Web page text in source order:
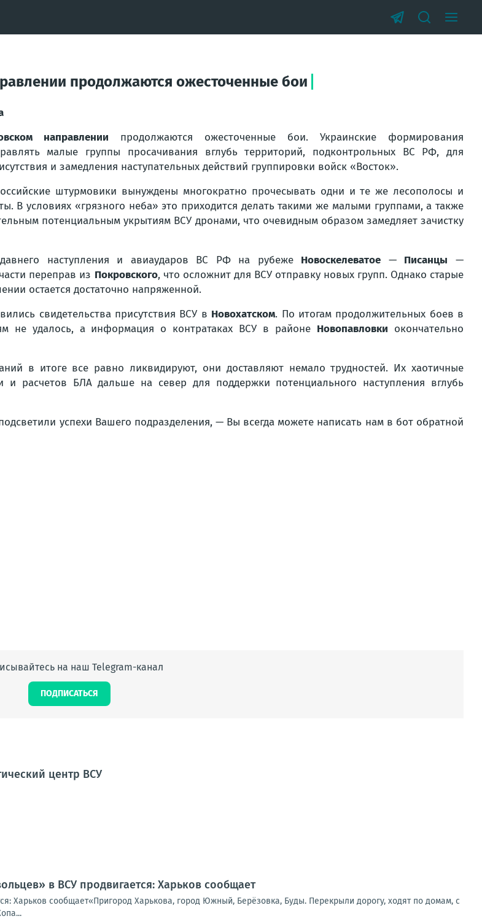
продолжаются ожесточенные бои
направлении продолжаются ожесточенные бои. Украинские формирования
малые группы просачивания вглубь территорий, подконтрольных ВС РФ, для
и замедления наступательных действий группировки войск «Восток».
штурмовики вынуждены многократно прочесывать одни и те же лесополосы и
В условиях «грязного неба» это приходится делать такими же малыми группами, а также
потенциальным укрытиям ВСУ дронами, что очевидным образом замедляет зачистку
наступления и авиаударов ВС РФ на рубеже Новоскелеватое — Писанцы —
переправ из Покровского, что осложнит для ВСУ отправку новых групп. Однако старые
остается достаточно напряженной.
свидетельства присутствия ВСУ в Новохатском. По итогам продолжительных боев в
не удалось, а информация о контратаках ВСУ в районе Новопавловки окончательно
в итоге все равно ликвидируют, они доставляют немало трудностей. Их хаотичные
и расчетов БЛА дальше на север для поддержки потенциального наступления вглубь
успехи Вашего подразделения, — Вы всегда можете написать нам в бот обратной
на наш Telegram-канал
ПОДПИСАТЬСЯ
центр ВСУ
в ВСУ продвигается: Харьков сообщает
Харьков сообщает«Пригород Харькова, город Южный, Берёзовка, Буды. Перекрыли дорогу, ходят по домам, с